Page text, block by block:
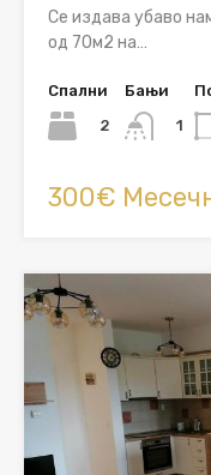
Се издава убаво
од 70м2 на…
Спални
2
Бањи
1
300€